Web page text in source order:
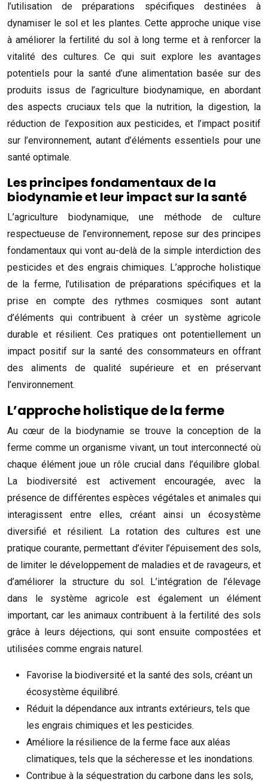
l’utilisation de préparations spécifiques destinées à
dynamiser le sol et les plantes. Cette approche unique vise
à améliorer la fertilité du sol à long terme et à renforcer la
vitalité des cultures. Ce qui suit explore les avantages
potentiels pour la santé d’une alimentation basée sur des
produits issus de l’agriculture biodynamique, en abordant
des aspects cruciaux tels que la nutrition, la digestion, la
réduction de l’exposition aux pesticides, et l’impact positif
sur l’environnement, autant d’éléments essentiels pour une
santé optimale.
Les principes fondamentaux de la
biodynamie et leur impact sur la santé
L’agriculture biodynamique, une méthode de culture
respectueuse de l’environnement, repose sur des principes
fondamentaux qui vont au-delà de la simple interdiction des
pesticides et des engrais chimiques. L’approche holistique
de la ferme, l’utilisation de préparations spécifiques et la
prise en compte des rythmes cosmiques sont autant
d’éléments qui contribuent à créer un système agricole
durable et résilient. Ces pratiques ont potentiellement un
impact positif sur la santé des consommateurs en offrant
des aliments de qualité supérieure et en préservant
l’environnement.
L’approche holistique de la ferme
Au cœur de la biodynamie se trouve la conception de la
ferme comme un organisme vivant, un tout interconnecté où
chaque élément joue un rôle crucial dans l’équilibre global.
La biodiversité est activement encouragée, avec la
présence de différentes espèces végétales et animales qui
interagissent entre elles, créant ainsi un écosystème
diversifié et résilient. La rotation des cultures est une
pratique courante, permettant d’éviter l’épuisement des sols,
de limiter le développement de maladies et de ravageurs, et
d’améliorer la structure du sol. L’intégration de l’élevage
dans le système agricole est également un élément
important, car les animaux contribuent à la fertilité des sols
grâce à leurs déjections, qui sont ensuite compostées et
utilisées comme engrais naturel.
Favorise la biodiversité et la santé des sols, créant un
écosystème équilibré.
Réduit la dépendance aux intrants extérieurs, tels que
les engrais chimiques et les pesticides.
Améliore la résilience de la ferme face aux aléas
climatiques, tels que la sécheresse et les inondations.
Contribue à la séquestration du carbone dans les sols,